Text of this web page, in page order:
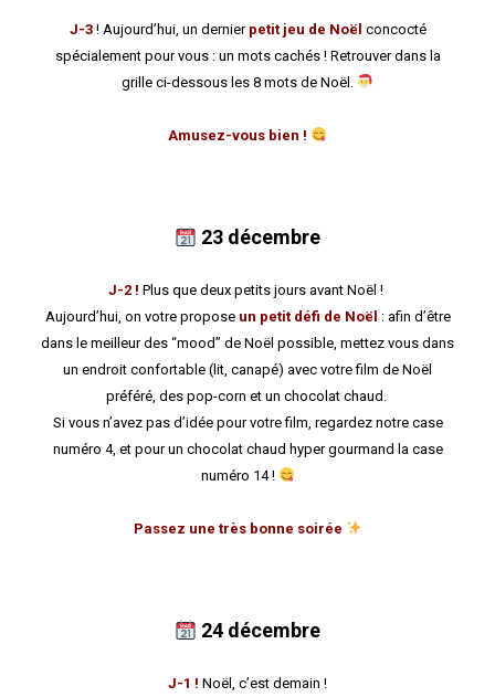
J-3! Aujourd’hui, un dernier petit jeu de Noël concocté
spécialement pour vous : un mots cachés ! Retrouver dans la
grille ci-dessous les 8 mots de Noël.
Amusez-vous bien !
23 décembre
J-2 ! Plus que deux petits jours avant Noël !
Aujourd’hui, on votre propose un petit défi de Noël : afin d’être
dans le meilleur des “mood” de Noël possible, mettez vous dans
un endroit confortable (lit, canapé) avec votre film de Noël
préféré, des pop-corn et un chocolat chaud.
Si vous n’avez pas d’idée pour votre film, regardez notre case
numéro 4, et pour un chocolat chaud hyper gourmand la case
numéro 14 !
Passez une très bonne soirée
24 décembre
J-1 ! Noël, c’est demain !